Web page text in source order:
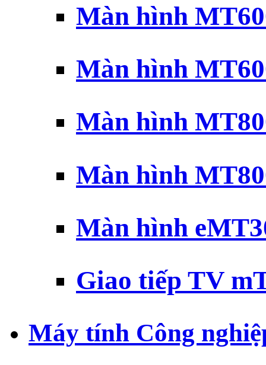
Màn hình
Màn hình
Màn hình
Màn hình
Màn hình
Giao tiếp TV
Máy tính Công